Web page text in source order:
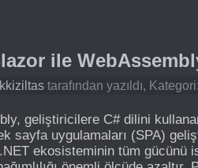
ile
kkiziltas tarafından yazıldı,
geliştiricilere C# dilini
sayfa uygulamaları (SPA)
ekosisteminin tüm gücünü